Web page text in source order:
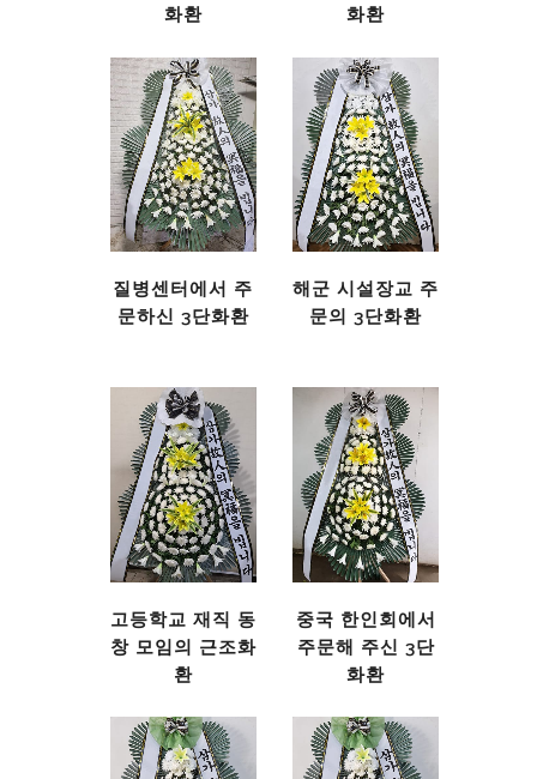
화환
화환
질병센터에서 주
문하신 3단화환
해군 시설장교 주
문의 3단화환
고등학교 재직 동
창 모임의 근조화
환
중국 한인회에서
주문해 주신 3단
화환